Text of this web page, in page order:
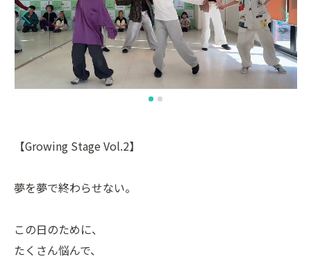
【Growing Stage Vol.2】
夢を夢で終わらせない。
この日のために、
たくさん悩んで、